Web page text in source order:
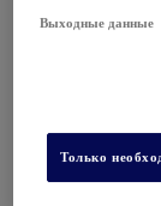
Выходные данные
Только